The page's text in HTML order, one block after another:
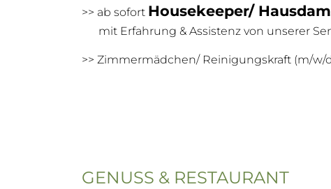
>> ab sofort Housekeeper/
mit Erfahrung & Assistenz von unserer
>> Zimmermädchen/ Reinigungskraft (m/w/
GENUSS & RESTAURANT